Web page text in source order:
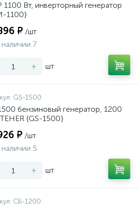
1100 Вт, инверторный генератор
1100}
₽ /шт
наличии 7
+ шт
GS-1500
бензиновый генератор, 1200
{GS-1500}
₽ /шт
наличии 5
+ шт
СБ-1200